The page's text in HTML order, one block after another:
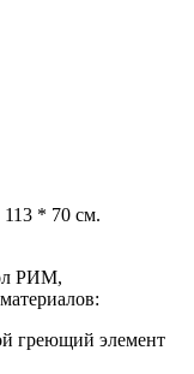
* 70 см.
РИМ,
греющий элемент